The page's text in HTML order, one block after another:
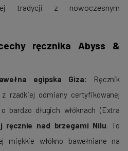
tradycji z nowoczesnym
ręcznika Abyss &
egipska Giza: Ręcznik
rzadkiej odmiany certyfikowanej
bardzo długich włóknach (Extra
ręcznie nad brzegami Nilu. To
miękkie włókno bawełniane na